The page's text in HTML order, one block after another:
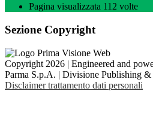
Pagina visualizzata 112 volte
Sezione Copyright
Copyright 2026 | Engineered and
Parma S.p.A. | Divisione Publishing
Disclaimer trattamento dati personali